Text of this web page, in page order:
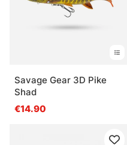
Savage Gear 3D Pike
Shad
€14.90